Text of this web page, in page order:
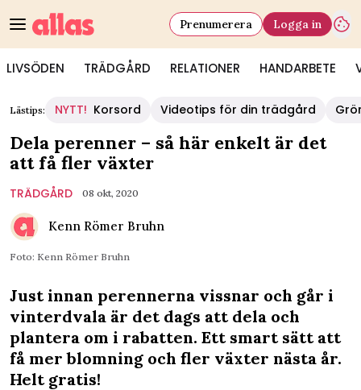
LIVSÖDEN TRÄDGÅRD RELATIONER HANDARBETE
Prenumerera Logga in
Lästips: NYTT! Korsord Videotips för din trädgård
Dela perenner – så här enkelt är det
att få fler växter
TRÄDGÅRD 08 okt, 2020
Kenn Römer Bruhn
Foto: Kenn Römer Bruhn
Just innan perennerna vissnar och går i
vinterdvala är det dags att dela och
plantera om i rabatten. Ett smart sätt att
få mer blomning och fler växter nästa år.
Helt gratis!